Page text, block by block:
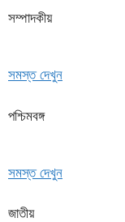
সম্পাদকীয়
সমস্ত দেখুন
পশ্চিমবঙ্গ
সমস্ত দেখুন
জাতীয়